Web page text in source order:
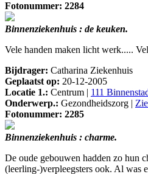
Fotonummer: 2284
Binnenziekenhuis : de keuken.
Vele handen maken licht werk.....
Bijdrager: Catharina Ziekenhuis
Geplaatst op: 20-12-2005
Locatie 1.: Centrum | 111
Onderwerp.: Gezondheidszorg |
Fotonummer: 2285
Binnenziekenhuis : charme.
De oude gebouwen hadden zo hun
(leerling-)verpleegsters ook. Al was